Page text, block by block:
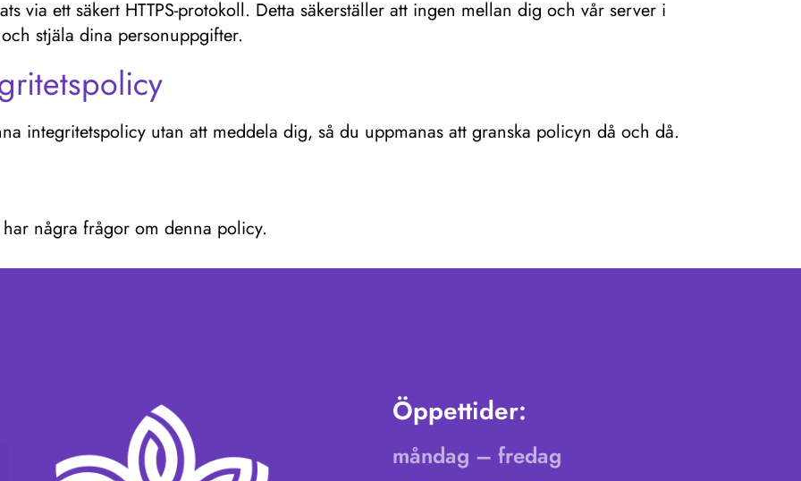
via ett säkert HTTPS-protokoll. Detta säkerställer att ingen mellan dig och vår server i
stjäla dina personuppgifter.
integritetspolicy utan att meddela dig, så du uppmanas att granska policyn då och då.
några frågor om denna policy.
Öppettider:
måndag – fredag